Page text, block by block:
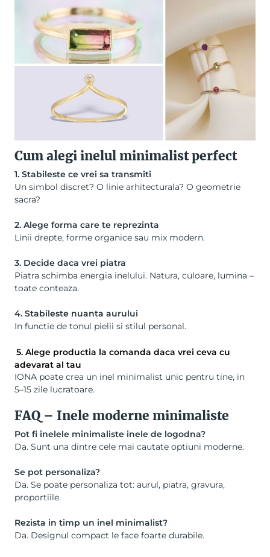
Cum alegi inelul minimalist perfect
1. Stabileste ce vrei sa transmiti
Un simbol discret? O linie arhitecturala? O geometrie
sacra?
2. Alege forma care te reprezinta
Linii drepte, forme organice sau mix modern.
3. Decide daca vrei piatra
Piatra schimba energia inelului. Natura, culoare, lumina –
toate conteaza.
4. Stabileste nuanta aurului
In functie de tonul pielii si stilul personal.
5. Alege productia la comanda daca vrei ceva cu
adevarat al tau
IONA poate crea un inel minimalist unic pentru tine, in
5–15 zile lucratoare.
FAQ – Inele moderne minimaliste
Pot fi inelele minimaliste inele de logodna?
Da. Sunt una dintre cele mai cautate optiuni moderne.
Se pot personaliza?
Da. Se poate personaliza tot: aurul, piatra, gravura,
proportiile.
Rezista in timp un inel minimalist?
Da. Designul compact le face foarte durabile.